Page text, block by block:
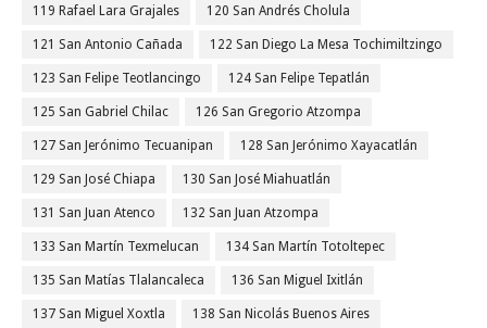
119 Rafael Lara Grajales 120 San Andrés Cholula
121 San Antonio Cañada 122 San Diego La Mesa Tochimiltzingo
123 San Felipe Teotlancingo 124 San Felipe Tepatlán
125 San Gabriel Chilac 126 San Gregorio Atzompa
127 San Jerónimo Tecuanipan 128 San Jerónimo Xayacatlán
129 San José Chiapa 130 San José Miahuatlán
131 San Juan Atenco 132 San Juan Atzompa
133 San Martín Texmelucan 134 San Martín Totoltepec
135 San Matías Tlalancaleca 136 San Miguel Ixitlán
137 San Miguel Xoxtla 138 San Nicolás Buenos Aires